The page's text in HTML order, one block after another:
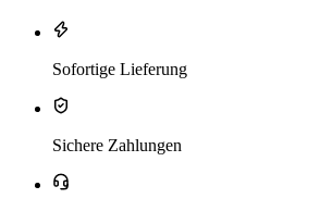
Sofortige Lieferung
Sichere Zahlungen